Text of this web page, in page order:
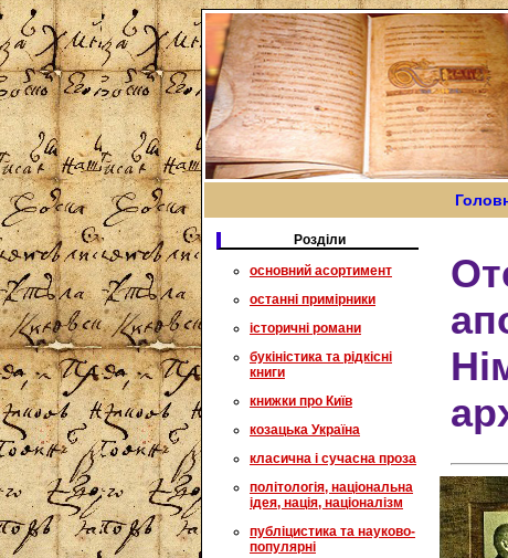
Розділи
основний асортимент
останні примірники
історичні романи
букіністика та рідкісні
книги
книжки про Київ
козацька Україна
класична і сучасна проза
політологія, національна
ідея, нація, націоналізм
публіцистика та науково-
популярні